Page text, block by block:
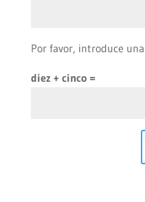
Por favor, introduce
diez + cinco =